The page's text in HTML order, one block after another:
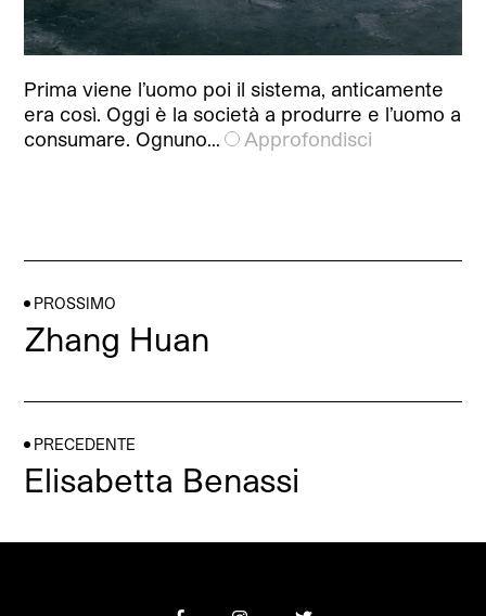
Prima viene l’uomo poi il sistema, anticamente
era così. Oggi è la società a produrre e l’uomo a
consumare. Ognuno…
Approfondisci
PROSSIMO
Zhang Huan
PRECEDENTE
Elisabetta Benassi